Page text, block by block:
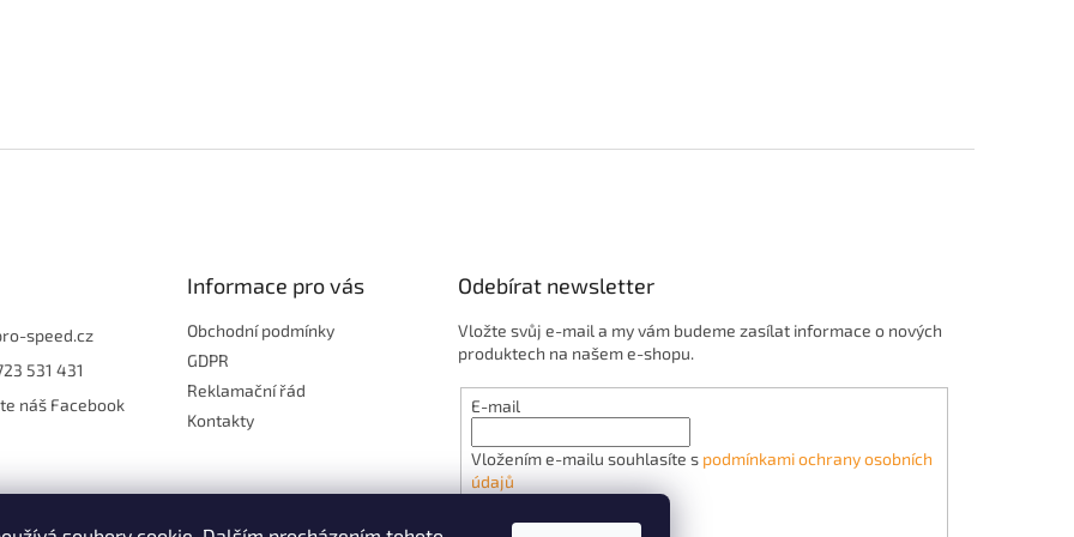
speed.cz
531 431
náš Facebook
Informace pro vás
Obchodní podmínky
GDPR
Reklamační řád
Kontakty
Odebírat newsletter
Vložte svůj e-mail a my vám budeme zasílat informace o nových
produktech na našem e-shopu.
E-mail
Vložením e-mailu souhlasíte s podmínkami ochrany osobních
údajů